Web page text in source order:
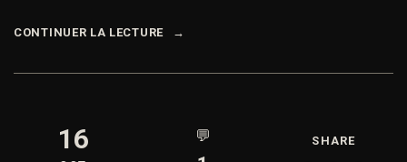
CONTINUER LA LECTURE
16 💬 SHARE